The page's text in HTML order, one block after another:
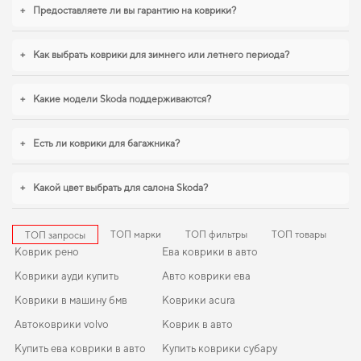
хотите сохранить интерьер в идеальном состоянии,
hyundai tucson купить
становится разумным решением. В условиях
21099, eva коврики для hyundai maxcruz
обеспечивают надежную
качества.
+ Предоставляете ли вы гарантию на коврики?
+ Как выбрать коврики для зимнего или летнего периода?
+ Какие модели Skoda поддерживаются?
+ Есть ли коврики для багажника?
+ Какой цвет выбрать для салона Skoda?
ТОП запросы ТОП марки ТОП фильтры ТОП товары
Коврик рено
Коврики ауди купить
Коврики в машину бмв
Автоковрики volvo
Купить ева коврики в авто
Ева коврики в авто
Авто коврики ева
Коврики acura
Коврик в авто
Купить коврики субару